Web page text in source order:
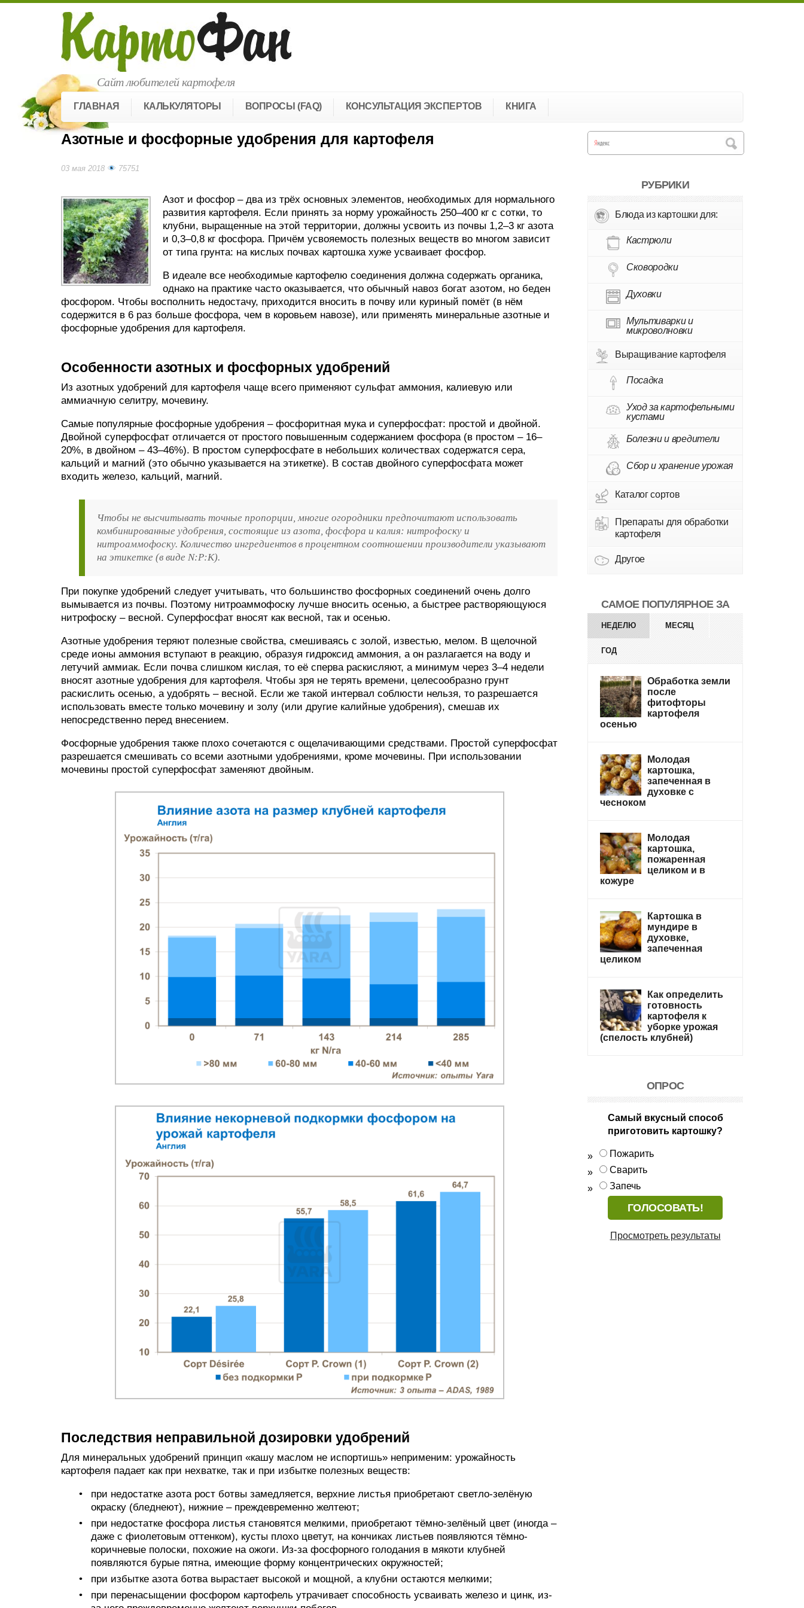
Сайт любителей картофеля
ГЛАВНАЯ КАЛЬКУЛЯТОРЫ ВОПРОСЫ (FAQ) КОНСУЛЬТАЦИЯ ЭКСПЕРТОВ КНИГА
Азотные и фосфорные удобрения для картофеля
03 мая 2018 75751
Азот и фосфор – два из трёх основных элементов, необходимых для нормального
развития картофеля. Если принять за норму урожайность 250–400 кг с сотки, то
клубни, выращенные на этой территории, должны усвоить из почвы 1,2–3 кг азота
и 0,3–0,8 кг фосфора. Причём усвояемость полезных веществ во многом зависит
от типа грунта: на кислых почвах картошка хуже усваивает фосфор.
В идеале все необходимые картофелю соединения должна содержать органика,
однако на практике часто оказывается, что обычный навоз богат азотом, но беден
фосфором. Чтобы восполнить недостачу, приходится вносить в почву или куриный помёт (в нём
содержится в 6 раз больше фосфора, чем в коровьем навозе), или применять минеральные азотные и
фосфорные удобрения для картофеля.
Особенности азотных и фосфорных удобрений
Из азотных удобрений для картофеля чаще всего применяют сульфат аммония, калиевую или
аммиачную селитру, мочевину.
Самые популярные фосфорные удобрения – фосфоритная мука и суперфосфат: простой и двойной.
Двойной суперфосфат отличается от простого повышенным содержанием фосфора (в простом – 16–
20%, в двойном – 43–46%). В простом суперфосфате в небольших количествах содержатся сера,
кальций и магний (это обычно указывается на этикетке). В состав двойного суперфосфата может
входить железо, кальций, магний.
Чтобы не высчитывать точные пропорции, многие огородники предпочитают использовать
комбинированные удобрения, состоящие из азота, фосфора и калия: нитрофоску и
нитроаммофоску. Количество ингредиентов в процентном соотношении производители указывают
на этикетке (в виде N:P:K).
При покупке удобрений следует учитывать, что большинство фосфорных соединений очень долго
вымывается из почвы. Поэтому нитроаммофоску лучше вносить осенью, а быстрее растворяющуюся
нитрофоску – весной. Суперфосфат вносят как весной, так и осенью.
Азотные удобрения теряют полезные свойства, смешиваясь с золой, известью, мелом. В щелочной
среде ионы аммония вступают в реакцию, образуя гидроксид аммония, а он разлагается на воду и
летучий аммиак. Если почва слишком кислая, то её сперва раскисляют, а минимум через 3–4 недели
вносят азотные удобрения для картофеля. Чтобы зря не терять времени, целесообразно грунт
раскислить осенью, а удобрять – весной. Если же такой интервал соблюсти нельзя, то разрешается
использовать вместе только мочевину и золу (или другие калийные удобрения), смешав их
непосредственно перед внесением.
Фосфорные удобрения также плохо сочетаются с ощелачивающими средствами. Простой суперфосфат
разрешается смешивать со всеми азотными удобрениями, кроме мочевины. При использовании
мочевины простой суперфосфат заменяют двойным.
Последствия неправильной дозировки удобрений
Для минеральных удобрений принцип «кашу маслом не испортишь» неприменим: урожайность
картофеля падает как при нехватке, так и при избытке полезных веществ:
при недостатке азота рост ботвы замедляется, верхние листья приобретают светло-зелёную
окраску (бледнеют), нижние – преждевременно желтеют;
при недостатке фосфора листья становятся мелкими, приобретают тёмно-зелёный цвет (иногда –
даже с фиолетовым оттенком), кусты плохо цветут, на кончиках листьев появляются тёмно-
коричневые полоски, похожие на ожоги. Из-за фосфорного голодания в мякоти клубней
появляются бурые пятна, имеющие форму концентрических окружностей;
при избытке азота ботва вырастает высокой и мощной, а клубни остаются мелкими;
при перенасыщении фосфором картофель утрачивает способность усваивать железо и цинк, из-
РУБРИКИ
Блюда из картошки для:
Кастрюли
Сковородки
Духовки
Мультиварки и
микроволновки
Выращивание картофеля
Посадка
Уход за картофельными
кустами
Болезни и вредители
Сбор и хранение урожая
Каталог сортов
Препараты для обработки
картофеля
Другое
САМОЕ ПОПУЛЯРНОЕ ЗА
НЕДЕЛЮ МЕСЯЦ
ГОД
Обработка земли
после
фитофторы
картофеля
осенью
Молодая
картошка,
запеченная в
духовке с
чесноком
Молодая
картошка,
пожаренная
целиком и в
кожуре
Картошка в
мундире в
духовке,
запеченная
целиком
Как определить
готовность
картофеля к
уборке урожая
(спелость клубней)
ОПРОС
Самый вкусный способ
приготовить картошку?
Пожарить
Сварить
Запечь
Просмотреть результаты